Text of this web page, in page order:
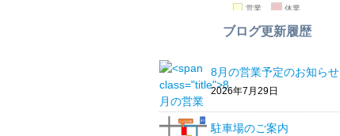
ブログ更新履歴
8月の営業予定のお知らせ
2026年7月29日
駐車場のご案内